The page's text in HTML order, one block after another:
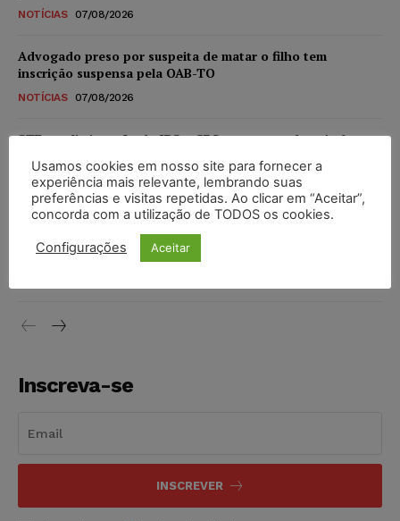
NOTÍCIAS 07/08/2026
Advogado preso por suspeita de matar o filho tem
inscrição suspensa pela OAB-TO
NOTÍCIAS 07/08/2026
STF amplia isenção de IBS e CBS na compra de veículos
níveis
DIREITO TRIBUTÁRIO 07/08/2026
Justiça do Trabalho mantém justa causa de empregado que
vendia canetas emagrecedoras no local de trabalho
Inscreva-se
INSCREVER
Usamos cookies em nosso site para fornecer a
experiência mais relevante, lembrando suas
preferências e visitas repetidas. Ao clicar em “Aceitar”,
concorda com a utilização de TODOS os cookies.
Configurações Aceitar